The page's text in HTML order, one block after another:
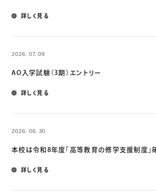
詳しく見る
2026. 07. 09
AO入学試験（3期）エントリー
詳しく見る
2026. 06. 30
本校は令和8年度「高等教育の修学支援制度」
詳しく見る